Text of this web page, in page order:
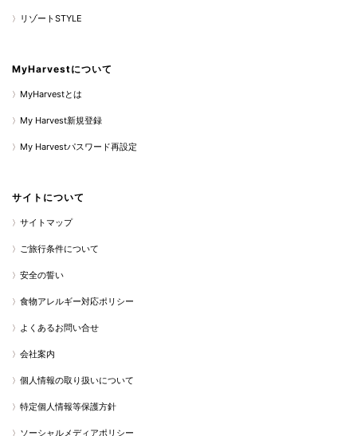
リゾートSTYLE
MyHarvestについて
MyHarvestとは
My Harvest新規登録
My Harvestパスワード再設定
サイトについて
サイトマップ
ご旅行条件について
安全の誓い
食物アレルギー対応ポリシー
よくあるお問い合せ
会社案内
個人情報の取り扱いについて
特定個人情報等保護方針
ソーシャルメディアポリシー